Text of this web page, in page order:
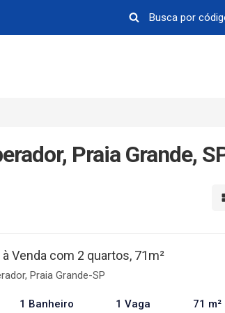
Praia Grande,
Venda com 2 quartos, 71m²
Praia Grande-SP
1 Banheiro 1 Vaga 71 m²